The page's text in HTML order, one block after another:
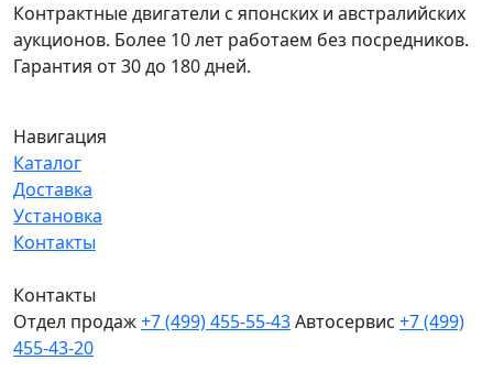
Контрактные двигатели с японских и австралийских
аукционов. Более 10 лет работаем без посредников.
Гарантия от 30 до 180 дней.
Навигация
Каталог
Доставка
Установка
Контакты
Контакты
Отдел продаж+7 (499) 455-55-43Автосервис +7 (499)
455-43-20